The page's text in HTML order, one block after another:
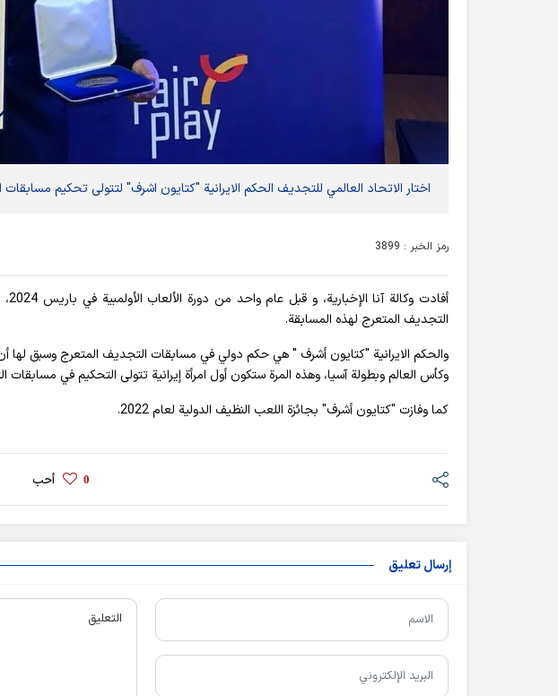
اختار الاتحاد العالمي للتجديف الحكم الايرانية "كتايون اشرف" لتتولى تحكيم مسابقات
رمز الخبر : 3899
التجديف المتعرج لهذه المسابقة.
والحكم الايرانية "كتايون أشرف " هي حكم دولي في مسابقات التجديف المتعرج وسبق
وكأس العالم وبطولة آسيا، وهذه المرة ستكون أول امرأة إيرانية تتولى التحكيم في مسابقات
كما وفازت "کتایون أشرف" بجائزة اللعب النظيف الدولية لعام 2022.
0 أحب
إرسال تعليق